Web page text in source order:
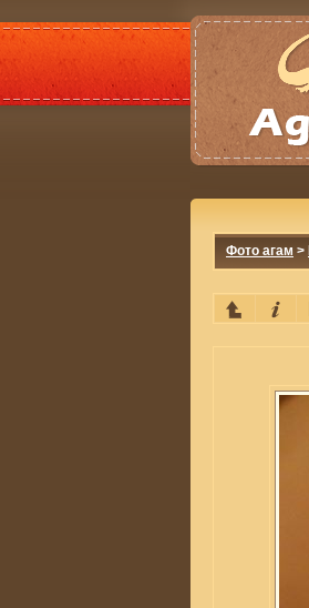
Фото агам >